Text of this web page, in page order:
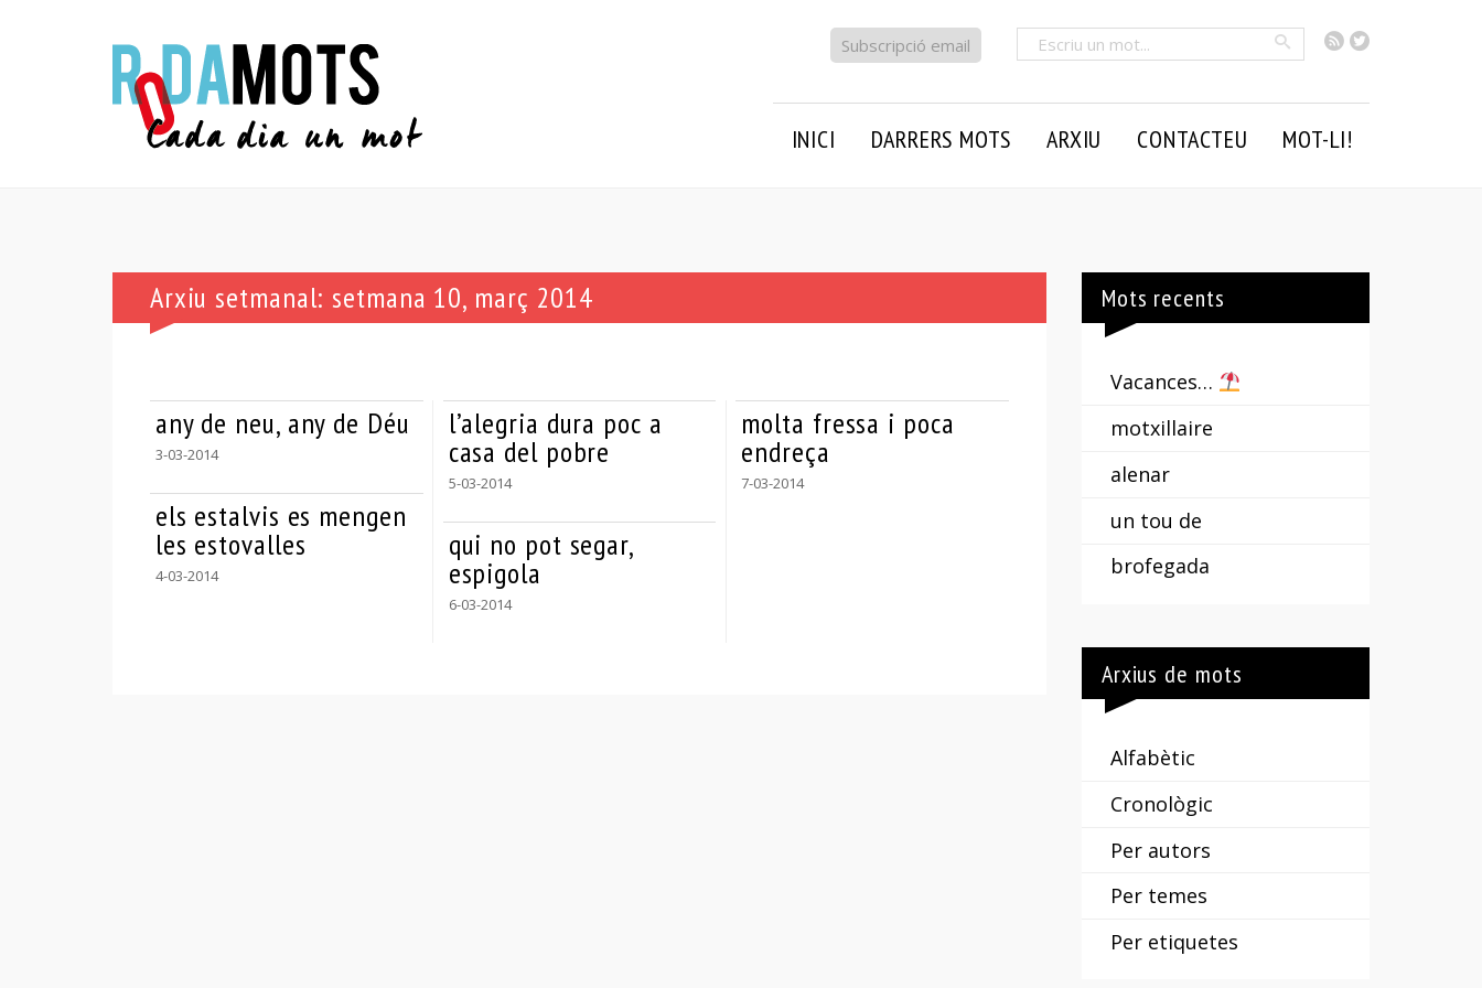
RSSTwitter
Cercar
Subscripció email
INICI DARRERS MOTS ARXIU CONTACTEU MOT-LI!
Arxiu setmanal: setmana 10, març 2014
any de neu, any de Déu
3-03-2014
els estalvis es mengen
les estovalles
4-03-2014
l’alegria dura poc a
casa del pobre
5-03-2014
qui no pot segar,
espigola
6-03-2014
molta fressa i poca
endreça
7-03-2014
Mots recents
Vacances…
motxillaire
alenar
un tou de
brofegada
Arxius de mots
Alfabètic
Cronològic
Per autors
Per temes
Per etiquetes